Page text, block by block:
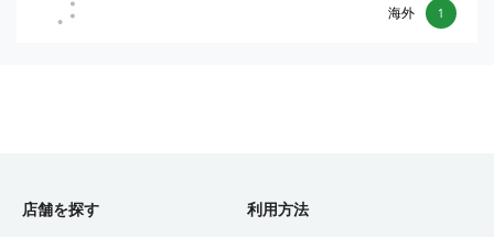
1
海外
店舗を探す 利用方法